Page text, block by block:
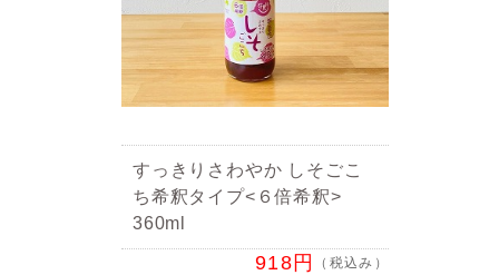
すっきりさわやか しそごこ
ち希釈タイプ<６倍希釈>
360ml
918円 （税込み）